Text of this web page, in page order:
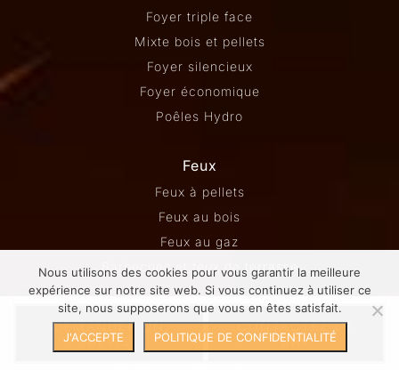
DEMANDER UN
DEVIS
CONTACTEZ LE
SAV
Foyer triple face
Mixte bois et pellets
Foyer silencieux
Foyer économique
Poêles Hydro
Feux
Feux à pellets
Feux au bois
Feux au gaz
Barbecues et feux de terrasse
Idee cheminee salon
Poêle à pellets encastrable
Nous utilisons des cookies pour vous garantir la meilleure
expérience sur notre site web. Si vous continuez à utiliser ce
site, nous supposerons que vous en êtes satisfait.
J'ACCEPTE POLITIQUE DE CONFIDENTIALITÉ